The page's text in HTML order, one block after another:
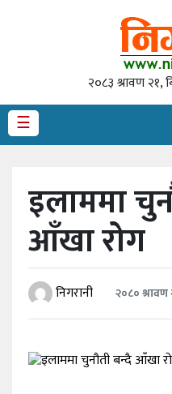
२०८३ श्रावण २१,
☰
राजनीति
अर्थ
समाज
अन्तराष्ट्रिय
स्वास्थ्य
अन्तर्वार्ता
इलाममा
आँखा रोग
निगरानी २०८०